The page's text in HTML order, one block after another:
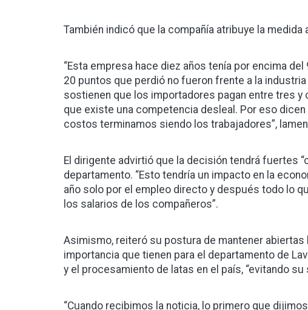
También indicó que la compañía atribuye la medida
“Esta empresa hace diez años tenía por encima
20 puntos que perdió no fueron frente a la
sostienen que los importadores pagan entre tres
que existe una competencia desleal. Por eso
costos terminamos siendo los trabajadores”,
El dirigente advirtió que la decisión tendrá fuertes
departamento. “Esto tendría un impacto en la
año solo por el empleo directo y después todo lo
los salarios de los compañeros”.
Asimismo, reiteró su postura de mantener
importancia que tienen para el departamento de
y el procesamiento de latas en el país, “evitando
“Cuando recibimos la noticia, lo primero que